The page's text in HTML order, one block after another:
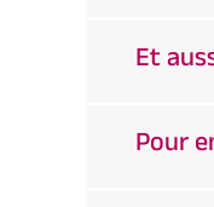
Et
Pour